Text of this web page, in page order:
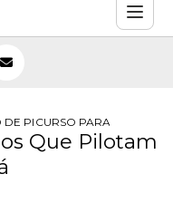
PARA EMPRESAS
DE PILOTAGEM PARA
CURSO PARA
Que Pilotam